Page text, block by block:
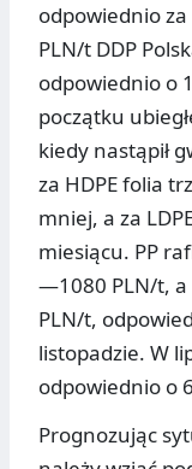
odpowiednio
PLN/t DDP
odpowiednio o
początku
kiedy nastąpił
za HDPE folia
mniej, a za
miesiącu. PP
—1080 PLN/t,
PLN/t,
listopadzie. W
odpowiednio o
Prognozując